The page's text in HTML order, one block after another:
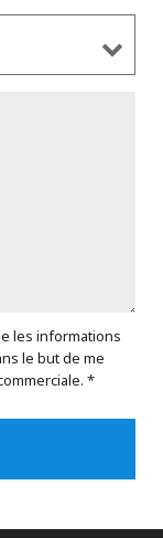
les informations
le but de me
*